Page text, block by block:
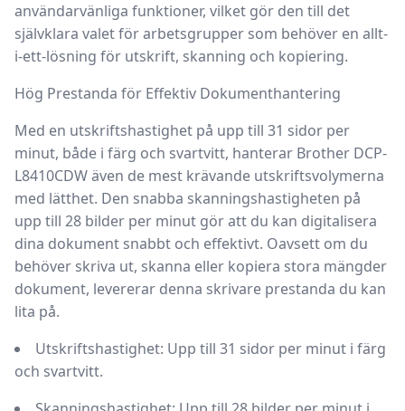
användarvänliga funktioner, vilket gör den till det
självklara valet för arbetsgrupper som behöver en allt-
i-ett-lösning för utskrift, skanning och kopiering.
Hög Prestanda för Effektiv Dokumenthantering
Med en utskriftshastighet på upp till 31 sidor per
minut, både i färg och svartvitt, hanterar Brother DCP-
L8410CDWäven de mest krävande utskriftsvolymerna
med lätthet. Den snabba skanningshastigheten på
upp till 28 bilder per minut gör att du kan digitalisera
dina dokument snabbt och effektivt. Oavsett om du
behöver skriva ut, skanna eller kopiera stora mängder
dokument, levererar denna skrivare prestanda du kan
lita på.
Utskriftshastighet: Upp till 31 sidor per minut i färg
och svartvitt.